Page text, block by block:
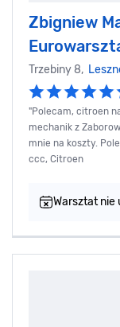
Zbigniew
Trzebiny 8,
"Polecam, citroen
mechanik z
mnie na koszty.
ccc, Citroen
Warsztat nie